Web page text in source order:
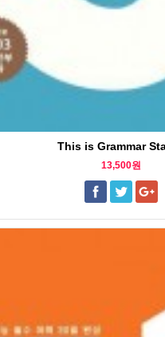
This is Grammar
13,500원